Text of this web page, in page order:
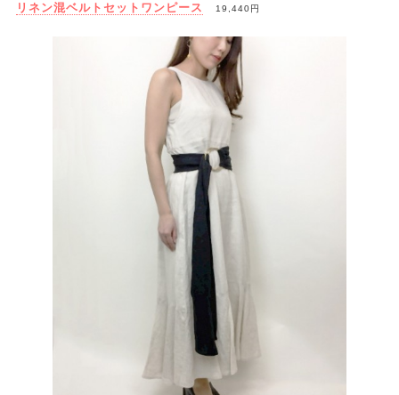
リネン混ベルトセットワンピース
19,440円